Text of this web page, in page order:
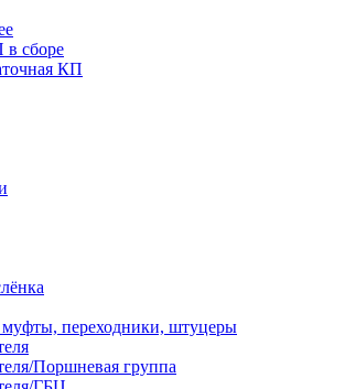
сборе
КП
переходники, штуцеры
Поршневая группа